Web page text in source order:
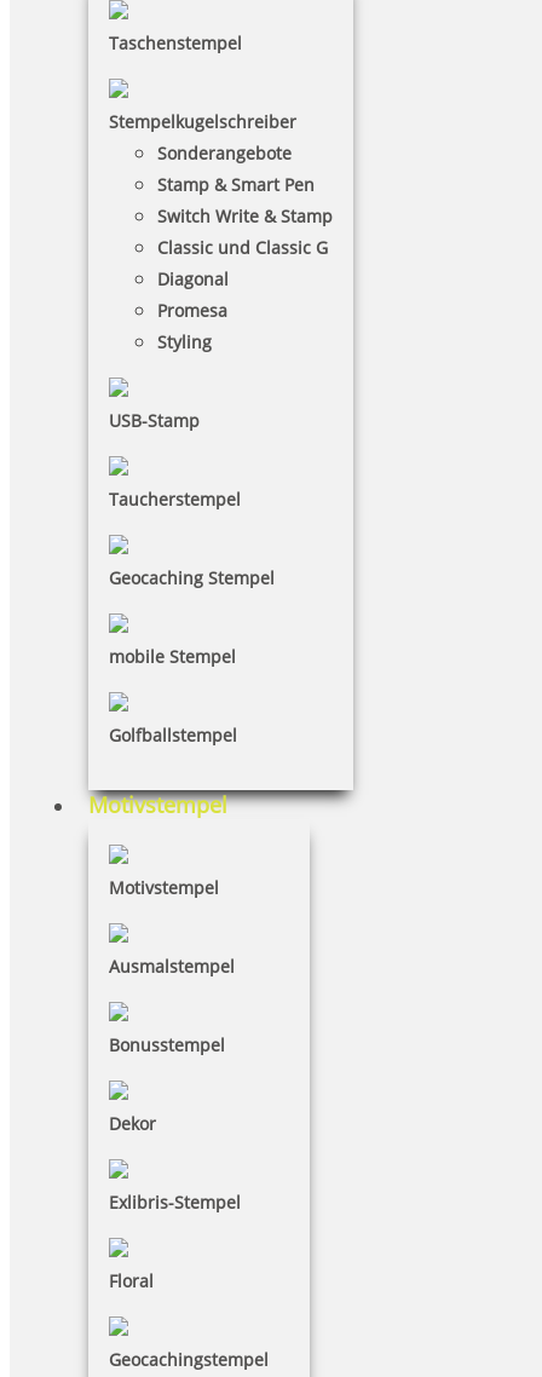
Taschenstempel
Stempelkugelschreiber
Sonderangebote
Stamp & Smart Pen
Switch Write & Stamp
Classic und Classic G
Diagonal
Promesa
Styling
USB-Stamp
Taucherstempel
Geocaching Stempel
mobile Stempel
Golfballstempel
Motivstempel
Motivstempel
Ausmalstempel
Bonusstempel
Dekor
Exlibris-Stempel
Floral
Geocachingstempel